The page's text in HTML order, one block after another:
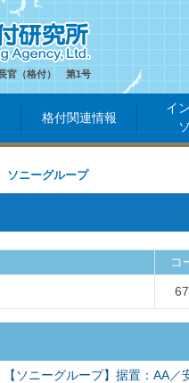
官（格付） 第1号
格付関連情報
イ
ソニーグループ
コ
【ソニーグループ】据置：AA／